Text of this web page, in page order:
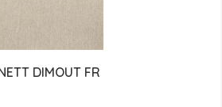
DIMOUT FR